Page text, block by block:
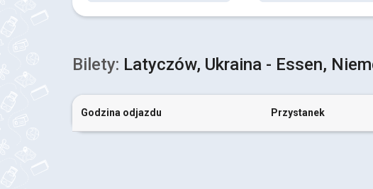
Bilety: Latyczów, Ukraina - Essen,
Godzina odjazdu Przystanek